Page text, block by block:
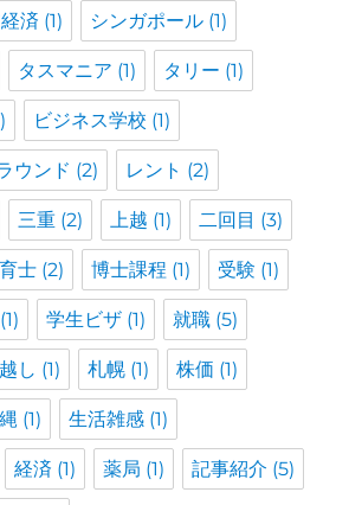
済 (1) シンガポール (1)
タスマニア (1) タリー (1)
ビジネス学校 (1)
ウンド (2) レント (2)
三重 (2) 上越 (1) 二回目 (3)
士 (2) 博士課程 (1) 受験 (1)
(1) 学生ビザ (1) 就職 (5)
し (1) 札幌 (1) 株価 (1)
(1) 生活雑感 (1)
経済 (1) 薬局 (1) 記事紹介 (5)